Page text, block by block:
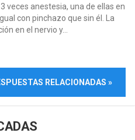
veces anestesia, una de ellas en
con pinchazo que sin él. La
en el nervio y...
RELACIONADAS »